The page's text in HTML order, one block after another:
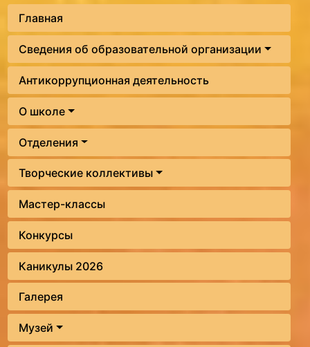
Главная
Сведения об образовательной организации
Антикоррупционная деятельность
О школе
Отделения
Творческие коллективы
Мастер-классы
Конкурсы
Каникулы 2026
Галерея
Музей